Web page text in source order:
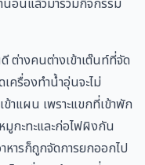
นอนแล้วมาร่วมกิจกรรม
ต่างคนต่างเข้าเต๊นท์ที่จัด
ครื่องทำน้ำอุ่นจะไม่
แผน เพราะแขกที่เข้าพัก
กะทะและก่อไฟผิงกัน
ารก็ถูกจัดการยกออกไป